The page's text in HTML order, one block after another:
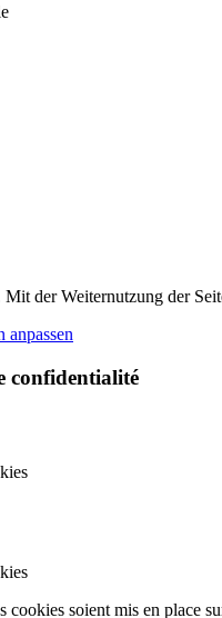
der Weiternutzung der
anpassen
confidentialité
cookies soient mis en place